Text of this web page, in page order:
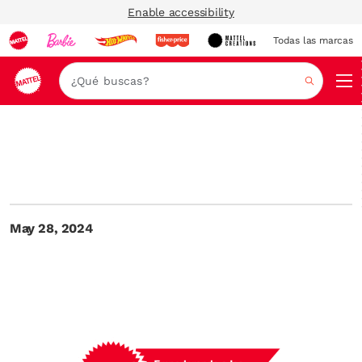
Enable accessibility
Todas las marcas
Buscar
May 28, 2024